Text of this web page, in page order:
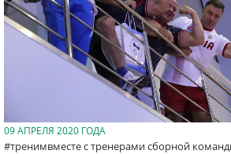
09 АПРЕЛЯ 2020 ГОДА
#тренимвместе с тренерами сборной